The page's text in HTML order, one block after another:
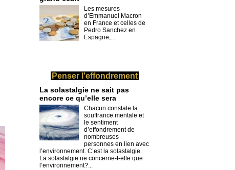
Les mesures
d’Emmanuel Macron
en France et celles de
Pedro Sanchez en
Espagne,...
Penser l'effondrement
La solastalgie ne sait pas
encore ce qu’elle sera
Chacun constate la
souffrance mentale et
le sentiment
d’effondrement de
nombreuses
personnes en lien avec
l’environnement. C’est la solastalgie.
La solastalgie ne concerne-t-elle que
l’environnement?...